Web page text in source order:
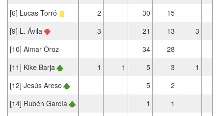
[6] Lucas Torró
2 30
15
[9] L. Ávila
3 21 13
3
[10] Aimar Oroz
34
28
[11] Kike Barja
1 1 5 3
1
[12] Jesús Areso
5
2
[14] Rubén García
1
1